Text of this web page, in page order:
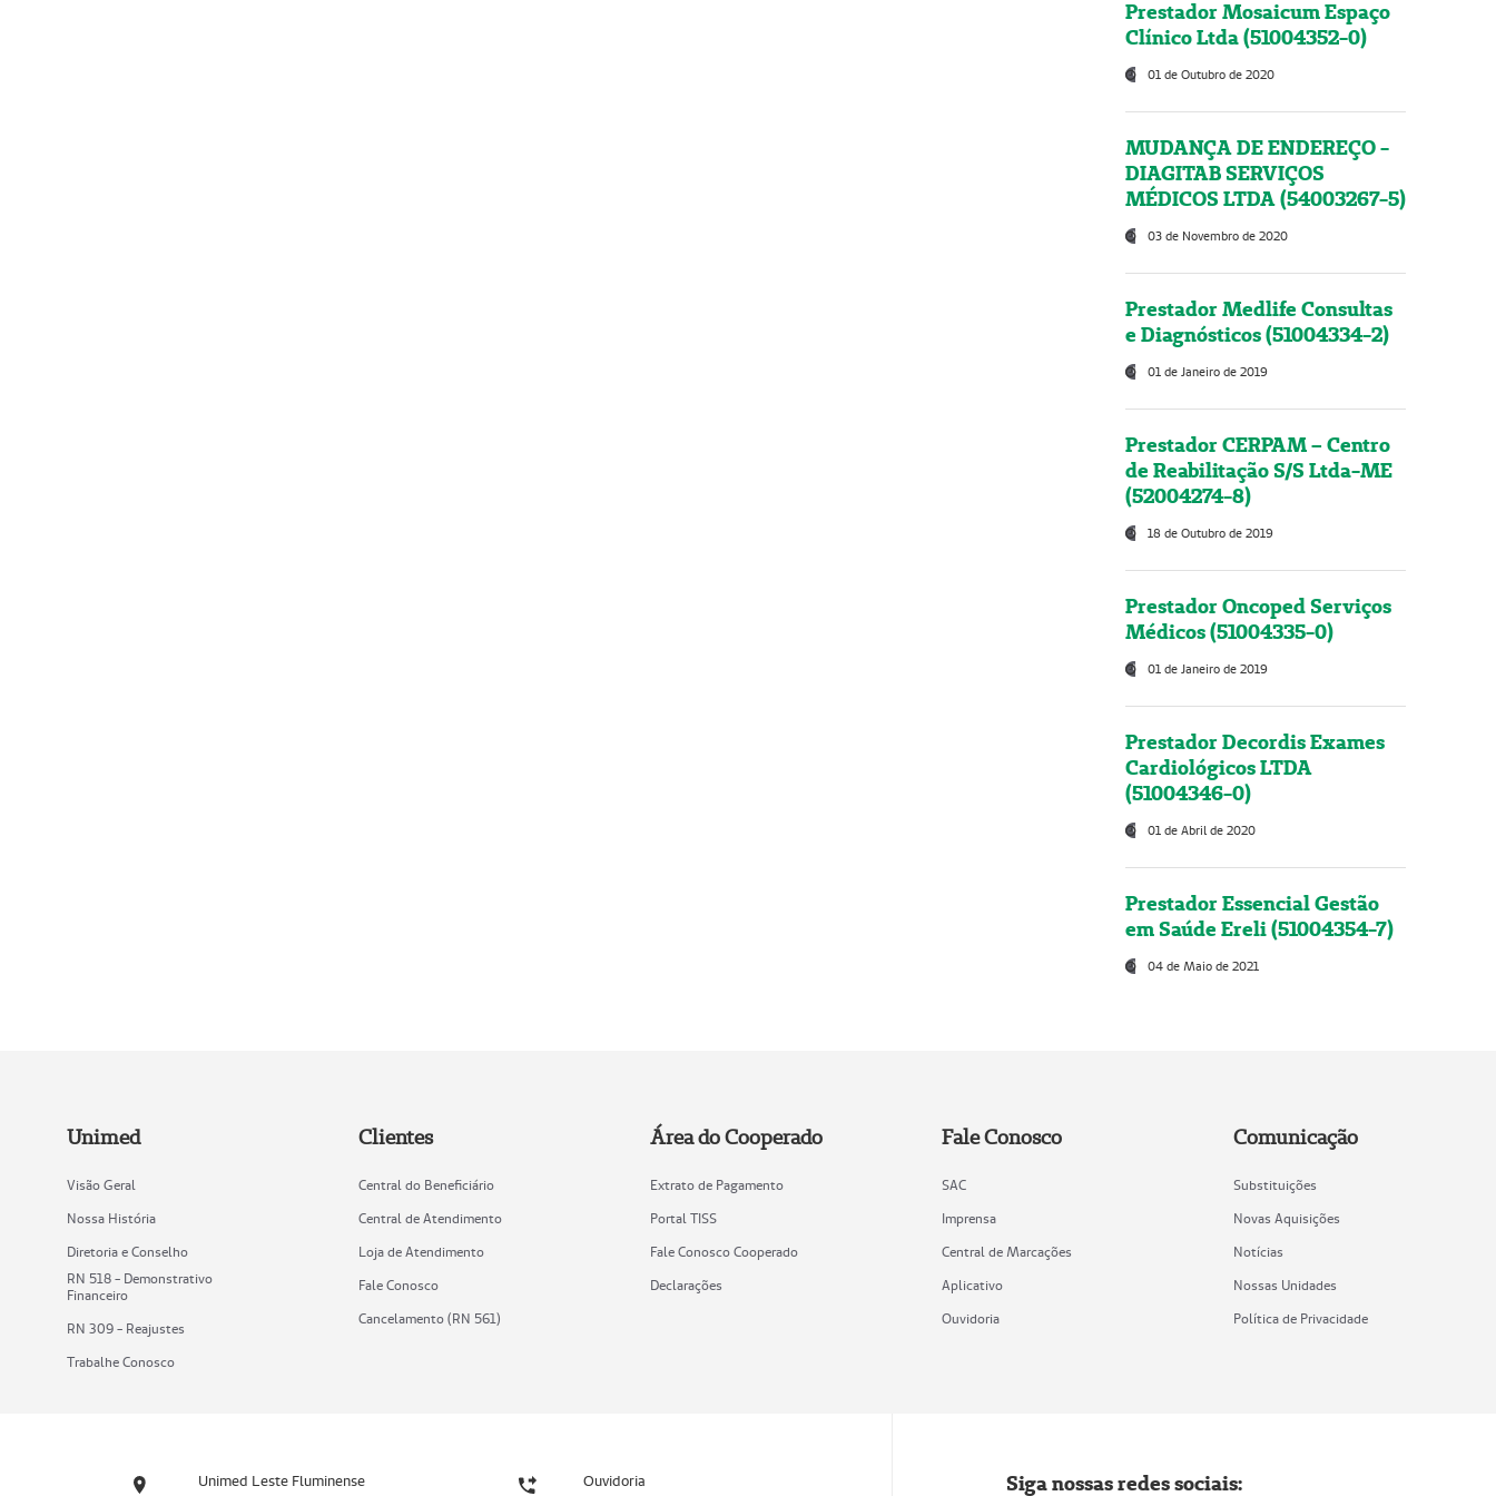
Prestador Mosaicum Espaço
Clínico Ltda (51004352-0)
01 de Outubro de 2020
MUDANÇA DE ENDEREÇO -
DIAGITAB SERVIÇOS
MÉDICOS LTDA (54003267-5)
03 de Novembro de 2020
Prestador Medlife Consultas
e Diagnósticos (51004334-2)
01 de Janeiro de 2019
Prestador CERPAM – Centro
de Reabilitação S/S Ltda-ME
(52004274-8)
18 de Outubro de 2019
Prestador Oncoped Serviços
Médicos (51004335-0)
01 de Janeiro de 2019
Prestador Decordis Exames
Cardiológicos LTDA
(51004346-0)
01 de Abril de 2020
Prestador Essencial Gestão
em Saúde Ereli (51004354-7)
04 de Maio de 2021
Unimed
Visão Geral
Nossa História
Diretoria e Conselho
RN 518 - Demonstrativo
Financeiro
RN 309 - Reajustes
Trabalhe Conosco
Clientes
Central do Beneficiário
Central de Atendimento
Loja de Atendimento
Fale Conosco
Cancelamento (RN 561)
Área do Cooperado
Extrato de Pagamento
Portal TISS
Fale Conosco Cooperado
Declarações
Fale Conosco
SAC
Imprensa
Central de Marcações
Aplicativo
Ouvidoria
Comunicação
Substituições
Novas Aquisições
Notícias
Nossas Unidades
Política de Privacidade
Unimed Leste Fluminense Ouvidoria Siga nossas redes sociais: